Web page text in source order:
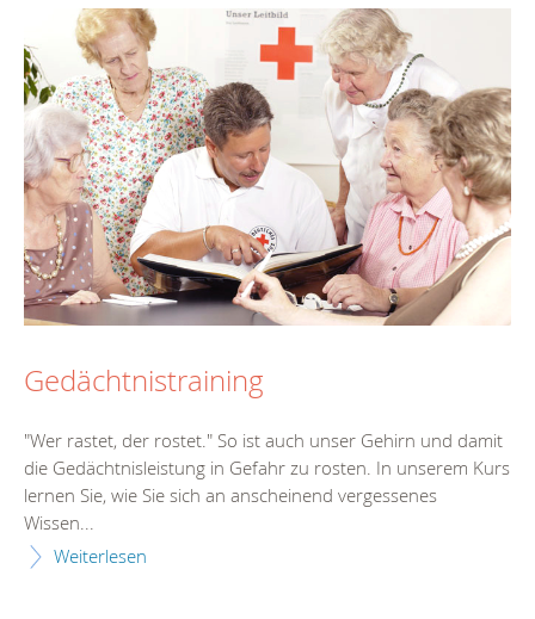
Gedächtnistraining
"Wer rastet, der rostet." So ist auch unser Gehirn und damit
die Gedächtnisleistung in Gefahr zu rosten. In unserem Kurs
lernen Sie, wie Sie sich an anscheinend vergessenes
Wissen...
Weiterlesen